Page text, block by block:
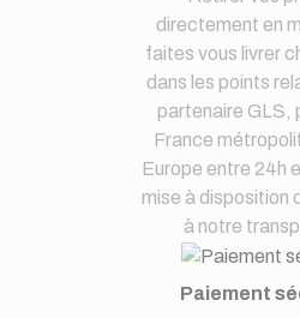
directement en
faites vous livrer
dans les points
partenaire GLS,
France
Europe entre 24h
mise à disposition
à notre
Paiement